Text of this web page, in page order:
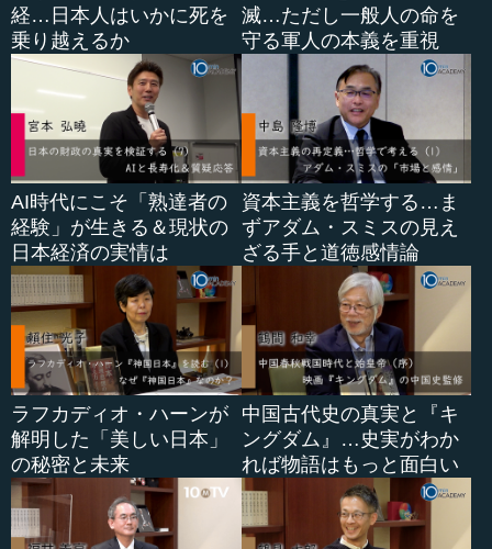
った場合、元の部門に残った方たちの心の寂しさのような
ものも含め、リーダーはケアをしていく必要があります。
そういったものをどうやったら緩和できるのでしょう
か。やはり、何...
経…日本人はいかに死を
乗り越えるか
滅…ただし一般人の命を
守る軍人の本義を重視
AI時代にこそ「熟達者の
経験」が生きる＆現状の
日本経済の実情は
資本主義を哲学する…ま
ずアダム・スミスの見え
ざる手と道徳感情論
ラフカディオ・ハーンが
解明した「美しい日本」
の秘密と未来
中国古代史の真実と『キ
ングダム』…史実がわか
れば物語はもっと面白い